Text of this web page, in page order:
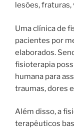
lesões,
Uma clínica de
pacientes por
elaborados.
fisioterapia
humana para
traumas, dores
Além disso, a
terapêuticos